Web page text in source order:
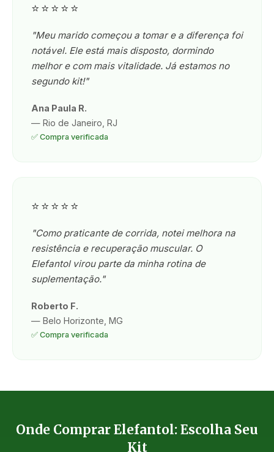
⭐⭐⭐⭐⭐
"Meu marido começou a tomar e a diferença foi
notável. Ele está mais disposto, dormindo
melhor e com mais vitalidade. Já estamos no
segundo kit!"
Ana Paula R.
— Rio de Janeiro, RJ
✅ Compra verificada
⭐⭐⭐⭐⭐
"Como praticante de corrida, notei melhora na
resistência e recuperação muscular. O
Elefantol virou parte da minha rotina de
suplementação."
Roberto F.
— Belo Horizonte, MG
✅ Compra verificada
Onde Comprar Elefantol: Escolha Seu
Kit